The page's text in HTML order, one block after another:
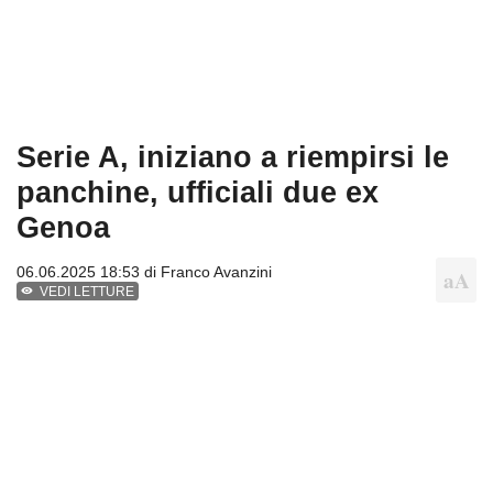
Serie A, iniziano a riempirsi le
panchine, ufficiali due ex
Genoa
06.06.2025 18:53 di Franco Avanzini
VEDI LETTURE